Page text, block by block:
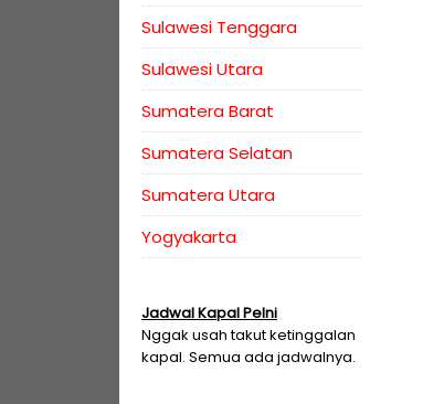
Sulawesi Tenggara
Sulawesi Utara
Sumatera Barat
Sumatera Selatan
Sumatera Utara
Yogyakarta
Jadwal Kapal Pelni
Nggak usah takut ketinggalan
kapal. Semua ada jadwalnya.